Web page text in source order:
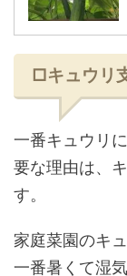
□キュウリ
一番キュウリ
要な理由は、
す。
家庭菜園のキ
一番暑くて湿